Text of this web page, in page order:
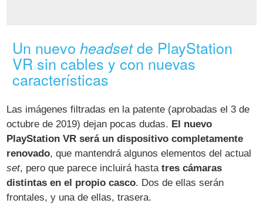
Un nuevoheadsetde PlayStation
VR sin cables y con nuevas
características
Las imágenes filtradas en la patente (aprobadas el 3 de
octubre de 2019) dejan pocas dudas. El nuevo
PlayStation VR será un dispositivo completamente
renovado, que mantendrá algunos elementos del actual
set, pero que parece incluirá hastatres cámaras
distintas en el propio casco. Dos de ellas serán
frontales, y una de ellas, trasera.